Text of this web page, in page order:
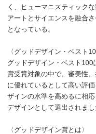
く、ヒューマニスティック
アートとサイエンスを融合
となっている。
〈グッドデザイン・ベスト
グッドデザイン・ベスト
賞受賞対象の中で、審美性
に優れているとして高い評
ザインの水準を高めるに相
デザインとして選出されまし
〈グッドデザイン賞とは〉